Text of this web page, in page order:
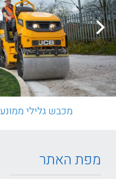
מכבש גלילי ממונע CT160-80/100
מפת האתר